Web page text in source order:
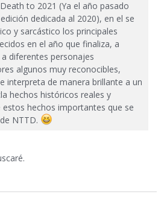
to 2021 (Ya el año pasado
dedicada al 2020), en el se
y sarcástico los principales
en el año que finaliza, a
diferentes personajes
algunos muy reconocibles,
interpreta de manera brillante a un
hechos históricos reales y
hechos importantes que se
NTTD.